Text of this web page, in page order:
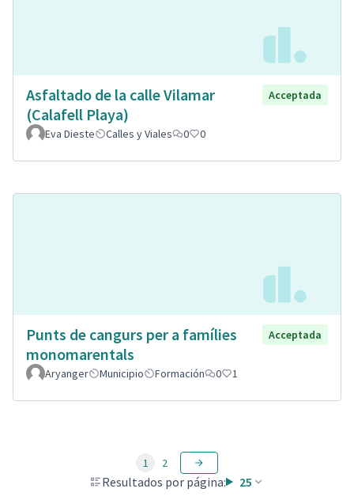
Asfaltado de la calle Vilamar
(Calafell Playa)
Acceptada
Eva Dieste Calles y Viales 0 0
Punts de cangurs per a famílies
monomarentals
Acceptada
Aryanger Municipio Formación 0 1
Resultados por página: 25
1 2